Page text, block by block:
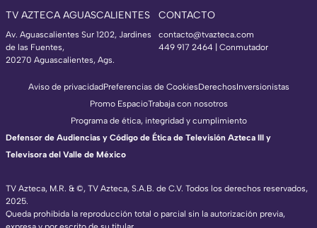
TV AZTECA AGUASCALIENTES
Av. Aguascalientes Sur 1202, Jardines
de las Fuentes,
20270 Aguascalientes, Ags.
CONTACTO
contacto@tvazteca.com
449 917 2464 | Conmutador
TV Azteca, M.R. & ©, TV Azteca, S.A.B. de C.V. Todos los derechos reservados,
2025.
Queda prohibida la reproducción total o parcial sin la autorización previa,
Aviso de privacidadPreferencias de CookiesDerechosInversionistas
Promo EspacioTrabaja con nosotros
Programa de ética, integridad y cumplimiento
Defensor de Audiencias y Código de Ética de Televisión Azteca III y
Televisora del Valle de México